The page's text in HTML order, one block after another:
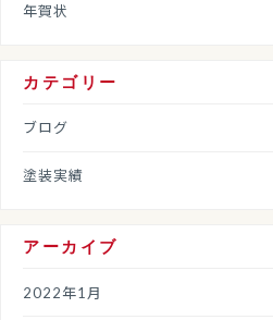
年賀状
カテゴリー
ブログ
塗装実績
アーカイブ
2022年1月